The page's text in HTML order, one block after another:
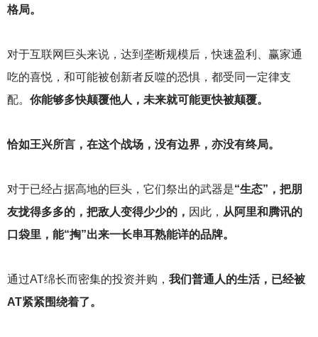
格局。
对于互联网巨头来说，达到垄断规模后，快速盈利、赢家通
吃的喜悦，和可能被创新者反噬的恐惧，都受同一定律支
配。 你能够多快颠覆他人，未来就可能更快被颠覆。
恰如王兴所言，在这个战场，没有边界，亦没有终局。
对于已经占据高地的巨头，它们祭出的武器是“生态”，把朋
友拢得多多的，把敌人变得少少的， 因此， 从阿里和腾讯的
口袋里，能“掏”出来一长串耳熟能详的品牌。
通过AT绵长而密集的投资并购， 我们普通人的生活，已经被
AT紧紧围绕着了。